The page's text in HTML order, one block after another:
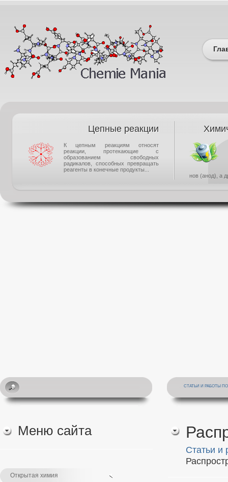
Цепные реакции
К цепным реакциям относят
реакции, протекающие с
образованием свободных
радикалов, способных превращать
реагенты в конечные продукты...
нов (анод), а
СТАТЬИ И РАБОТЫ
Меню сайта
Открытая химия
Статьи и